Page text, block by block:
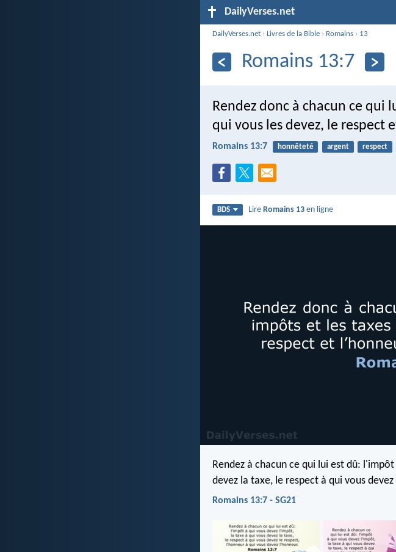
DailyVerses.net
DailyVerses.net ›Livres de la Bible › Romains › 13
Romains 13:7
Rendez donc à chacun ce qui
qui vous les devez, le respect
Romains 13:7 honnêteté argent respect
BDS LireRomains 13 en ligne
Rendez à chacun ce qui lui est dû:
devez la taxe, le respect à qui vous
Romains 13:7 - SG21